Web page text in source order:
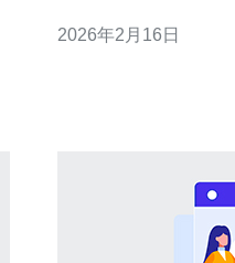
个是最便宜的？”本文
2026年2月16日